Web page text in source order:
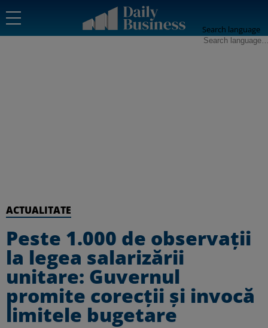
Search language
ACTUALITATE
Peste 1.000 de observații
la legea salarizării
unitare: Guvernul
promite corecții și invocă
limitele bugetare